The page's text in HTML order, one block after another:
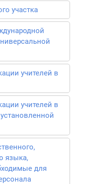
участка
учителей в
учителей в
языка,
для